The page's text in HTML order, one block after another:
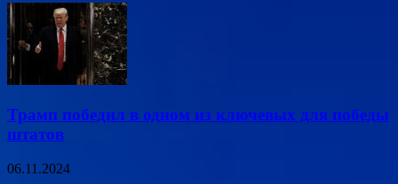
Трамп победил в одном из ключевых для победы
штатов
06.11.2024